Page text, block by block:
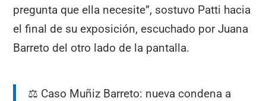
pregunta que ella necesite”, sostuvo Patti hacia
el final de su exposición, escuchado por Juana
Barreto del otro lado de la pantalla.
⚖️ Caso Muñiz Barreto: nueva condena a